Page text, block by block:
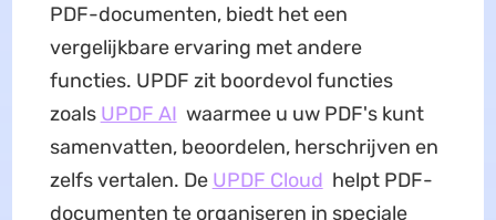
PDF-documenten, biedt het een
vergelijkbare ervaring met andere
functies. UPDF zit boordevol functies
zoals UPDF AI waarmee u uw PDF's kunt
samenvatten, beoordelen, herschrijven en
zelfs vertalen. De UPDF Cloud helpt PDF-
documenten te organiseren in speciale